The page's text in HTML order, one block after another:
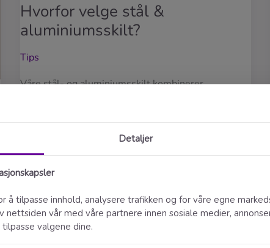
Hvorfor velge stål &
aluminiumsskilt?
Tips
Våre stål- og aluminiumsskilt kombinerer
estetisk tiltalende, uansett om det skal brukes
aluminiumsskilt